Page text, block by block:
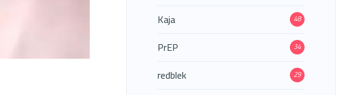
Kaja 48
PrEP 34
redblek 29